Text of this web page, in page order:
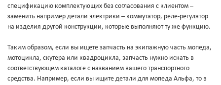
спецификацию комплектующих без согласования с клиентом –
заменить например детали электрики – коммутатор, реле-регулятор
на изделия другой конструкции, которые выполняют ту же функцию.
Таким образом, если вы ищете запчасть на экипажную часть мопеда,
мотоцикла, скутера или квадроцикла, запчасть нужно искать в
соответствующем каталоге с названием вашего транспортного
средства. Например, если вы ищите детали для мопеда Альфа, то в